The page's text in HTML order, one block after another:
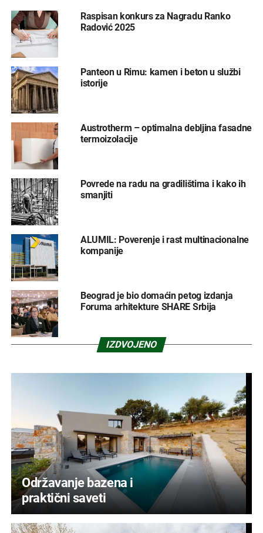
Raspisan konkurs za Nagradu Ranko
Radović 2025
Panteon u Rimu: kamen i beton u službi
istorije
Austrotherm – optimalna debljina fasadne
termoizolacije
Povrede na radu na gradilištima i kako ih
smanjiti
ALUMIL: Poverenje i rast multinacionalne
kompanije
Beograd je bio domaćin petog izdanja
Foruma arhitekture SHARE Srbija
IZDVOJENO
Održavanje bazena i
praktični saveti